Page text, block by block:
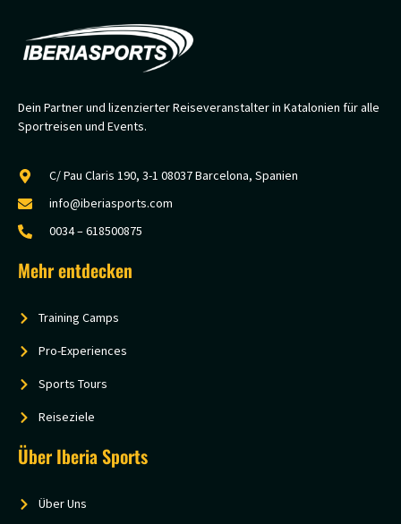
Dein Partner und lizenzierter Reiseveranstalter in Katalonien für alle
Sportreisen und Events.
C/ Pau Claris 190, 3-1 08037 Barcelona, Spanien
info@iberiasports.com
0034 – 618500875
Mehr entdecken
Training Camps
Pro-Experiences
Sports Tours
Reiseziele
Über Iberia Sports
Über Uns